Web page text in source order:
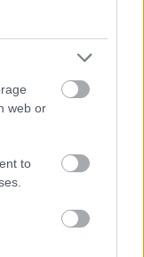
web or
to